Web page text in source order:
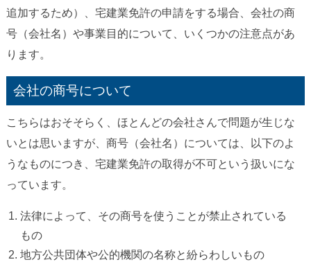
追加するため）、宅建業免許の申請をする場合、会社の商
号（会社名）や事業目的について、いくつかの注意点があ
ります。
会社の商号について
こちらはおそそらく、ほとんどの会社さんで問題が生じな
いとは思いますが、商号（会社名）については、以下のよ
うなものにつき、宅建業免許の取得が不可という扱いにな
っています。
法律によって、その商号を使うことが禁止されている
もの
地方公共団体や公的機関の名称と紛らわしいもの